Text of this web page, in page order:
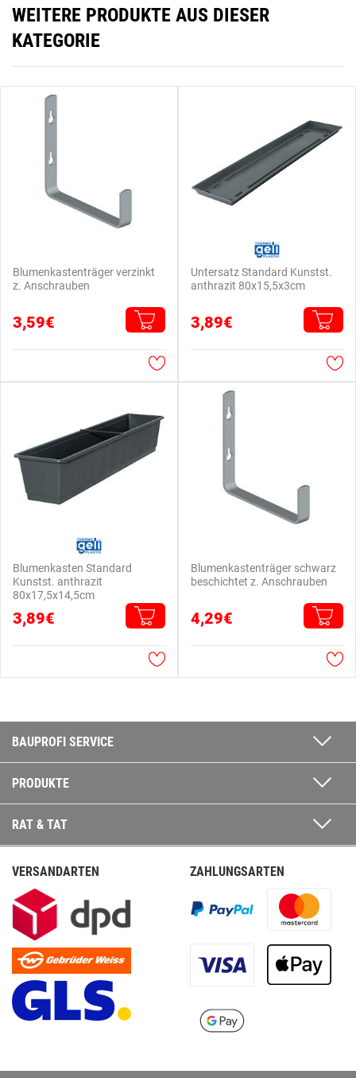
WEITERE PRODUKTE AUS DIESER
KATEGORIE
Blumenkastenträger verzinkt
z. Anschrauben
3,59€
Untersatz Standard Kunstst.
anthrazit 80x15,5x3cm
3,89€
Blumenkasten Standard
Kunstst. anthrazit
80x17,5x14,5cm
3,89€
Blumenkastenträger schwarz
beschichtet z. Anschrauben
4,29€
BAUPROFI SERVICE
PRODUKTE
RAT & TAT
VERSANDARTEN ZAHLUNGSARTEN